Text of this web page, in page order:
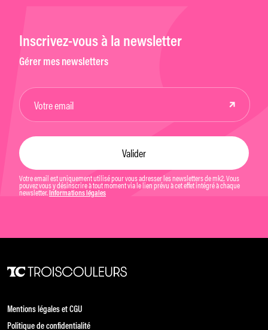
Inscrivez-vous à la newsletter
Gérer mes newsletters
Votre email est uniquement utilisé pour vous adresser les newsletters de mk2. Vous
pouvez vous y désinscrire à tout moment via le lien prévu à cet effet intégré à chaque
newsletter. Informations légales
Mentions légales et CGU
Politique de confidentialité